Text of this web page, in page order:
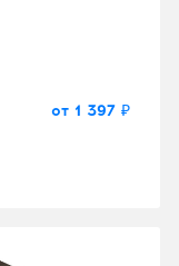
от 1 397 ₽